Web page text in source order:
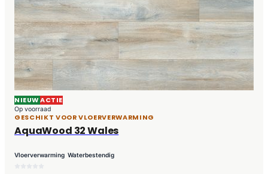
NIEUWACTIE
Op voorraad
GESCHIKT VOOR VLOERVERWARMING
AquaWood 32 Wales
Vloerverwarming Waterbestendig